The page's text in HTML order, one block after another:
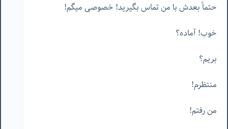
حتماً بعدش با من تماس بگیرید! خصوصی میگم!
خوب! آماده؟
بریم؟
منتظرم!
من رفتم!